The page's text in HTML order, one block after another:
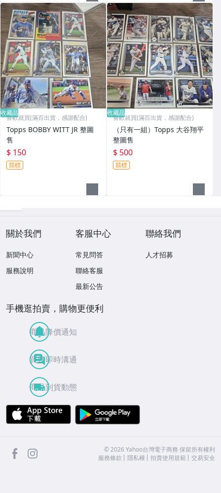
收藏品
喜歡就買(滿百出貨，感謝配合)
Topps BOBBY WITT JR 整圖
售
$ 150
競標
收藏品
喜歡就買(滿百出貨，感謝配合)
（只有一組）Topps 大谷翔平
整圖售
$ 500
競標
關於我們
新聞中心
服務說明
客服中心
常見問答
聯絡客服
最新公告
聯絡我們
人才招募
手機逛拍賣，購物更便利
商品降價通知
買賣即時溝通
商品到貨動態
APP Store
facebook ©2026 Yahoo台灣電子商務 保留所有權利
服務條款
隱私權 拍賣使用規範 交易安全